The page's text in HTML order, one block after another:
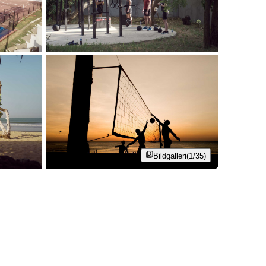
Bildgalleri(1/35)